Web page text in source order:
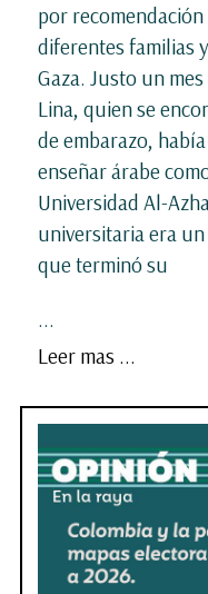
por
diferentes familias
Gaza. Justo un
Lina, quien se
de embarazo,
enseñar árabe
Universidad Al-
universitaria era
que terminó su
...
Leer mas ...